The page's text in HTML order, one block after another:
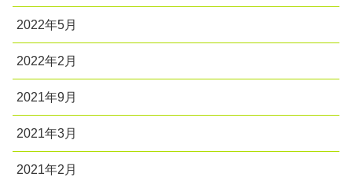
2022年5月
2022年2月
2021年9月
2021年3月
2021年2月